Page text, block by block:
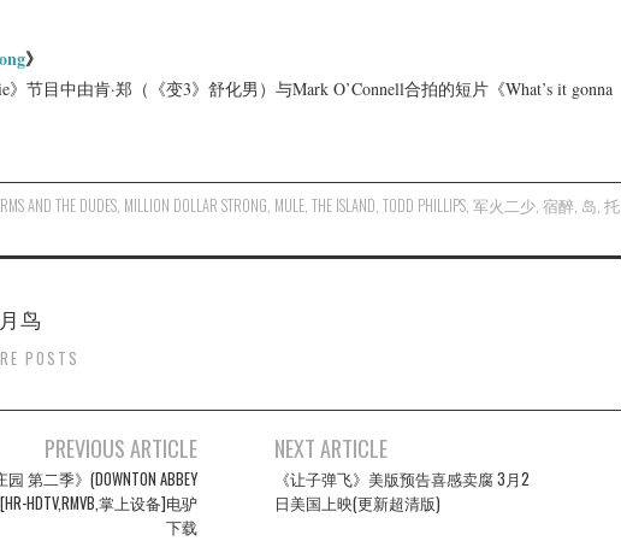
》
》节目中由肯·郑（《变3》舒化男）与Mark O’Connell合拍的短片《What’s it gonna
AND THE DUDES, MILLION DOLLAR STRONG, MULE,THE ISLAND,TODD PHILLIPS,军火二少,宿醉, 岛,托
鸟
POSTS
PREVIOUS ARTICLE
园 第二季》(DOWNTON ABBEY
HDTV,RMVB,掌上设备]电驴
下载
NEXT ARTICLE
《让子弹飞》美版预告喜感卖腐 3月2
日美国上映(更新超清版)